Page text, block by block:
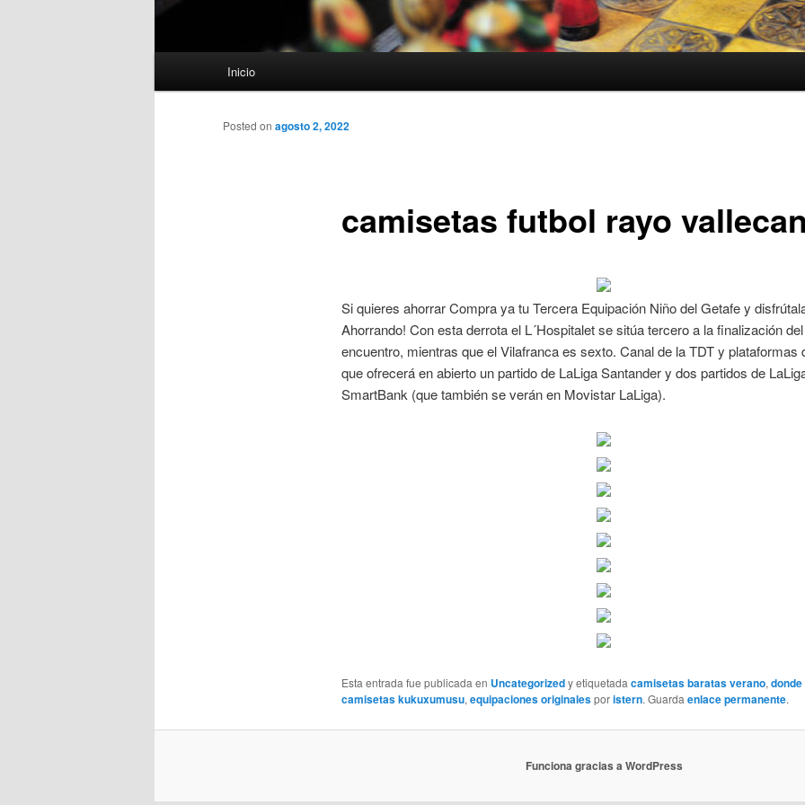
Inicio
camisetas futbol rayo
Posted on agosto 2, 2022
Si quieres ahorrar Compra ya tu Tercera Equipación Niño del Getafe y
Ahorrando! Con esta derrota el L´Hospitalet se sitúa tercero a la finalización del
encuentro, mientras que el Vilafranca es sexto. Canal de la TDT y plataformas
que ofrecerá en abierto un partido de LaLiga Santander y dos partidos de
SmartBank (que también se verán en Movistar LaLiga).
Esta entrada fue publicada en Uncategorizedy etiquetadacamisetas baratas verano,
camisetas kukuxumusu,equipaciones originalesporistern. Guardaenlace permanente.
Funciona gracias a WordPress